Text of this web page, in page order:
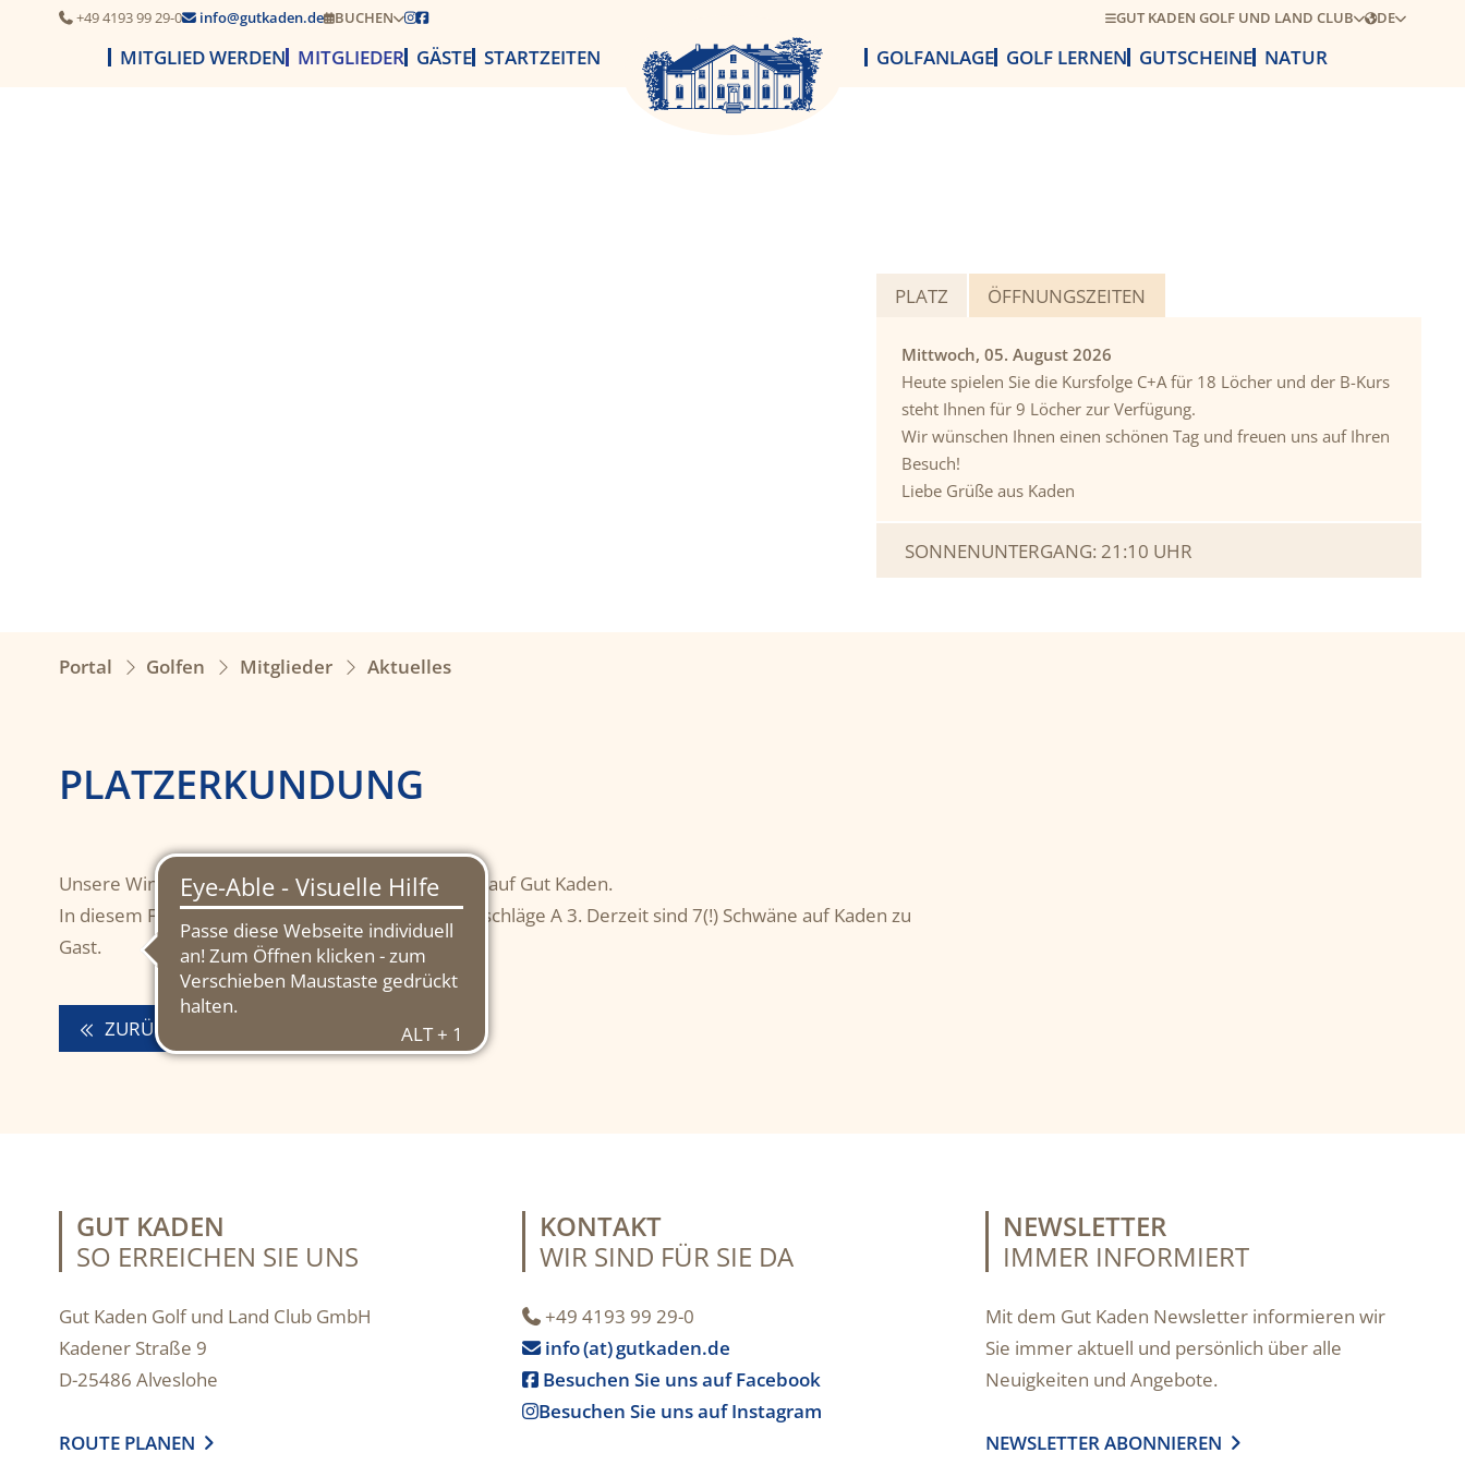
+49 4193 99 29-0info@gutkaden.de BUCHEN  GUT KADEN GOLF UND LAND CLUB DE
MITGLIED WERDEN MITGLIEDER GÄSTE STARTZEITEN GOLFANLAGE GOLF LERNEN GUTSCHEINE NATUR
PLATZ ÖFFNUNGSZEITEN
Mittwoch, 05. August 2026
Heute spielen Sie die Kursfolge C+A für 18 Löcher und der B-Kurs
steht Ihnen für 9 Löcher zur Verfügung.
Wir wünschen Ihnen einen schönen Tag und freuen uns auf Ihren
Besuch!
Liebe Grüße aus Kaden
SONNENUNTERGANG: 21:10 UHR
Portal Golfen Mitglieder Aktuelles
PLATZERKUNDUNG
Unsere Wintergäste lieben nicht nur die Gewässer auf Gut Kaden.
In diesem Fall erkunden sie die Gegend um die Abschläge A 3. Derzeit sind 7(!) Schwäne auf Kaden zu
Gast.
ZURÜCK
GUT KADEN
SO ERREICHEN SIE UNS
Gut Kaden Golf und Land Club GmbH
Kadener Straße 9
D-25486 Alveslohe
ROUTE PLANEN 
KONTAKT
WIR SIND FÜR SIE DA
+49 4193 99 29-0
info (at) gutkaden.de
Besuchen Sie uns auf Facebook
Besuchen Sie uns auf Instagram
NEWSLETTER
IMMER INFORMIERT
Mit dem Gut Kaden Newsletter informieren wir
Sie immer aktuell und persönlich über alle
Neuigkeiten und Angebote.
NEWSLETTER ABONNIEREN 